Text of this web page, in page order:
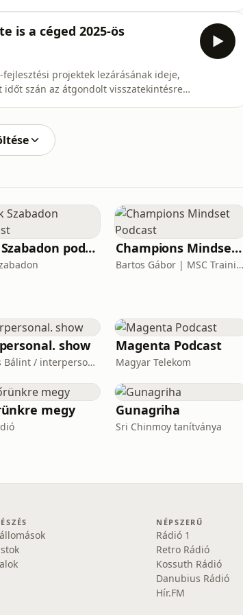
is a céged 2025-ös
projektek lezárásának ideje,
szán az átgondolt visszatekintésre
Csak Szabadon podcast Champions Mindset Podcast
Bartos Gábor | MSC Training Group
show
Kardos Bálint / interpersonal.host
Magenta Podcast
Magyar Telekom
megy Gunagriha
Sri Chinmoy tanítványa
NÉPSZERŰ
Rádió 1
Retro Rádió
Kossuth Rádió
Danubius Rádió
Hír.FM